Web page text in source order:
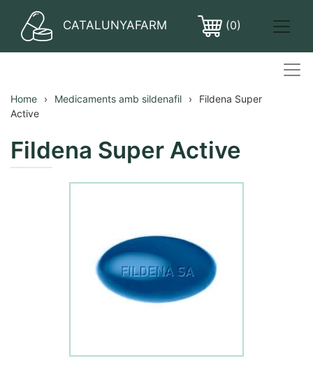
CATALUNYAFARM (0)
Home Medicaments amb sildenafil
Fildena Super
Active
Fildena Super Active